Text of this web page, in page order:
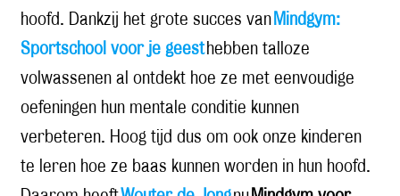
hoofd. Dankzij het grote succes van Mindgym:
Sportschool voor je geest hebben talloze
volwassenen al ontdekt hoe ze met eenvoudige
oefeningen hun mentale conditie kunnen
verbeteren. Hoog tijd dus om ook onze kinderen
te leren hoe ze baas kunnen worden in hun hoofd.